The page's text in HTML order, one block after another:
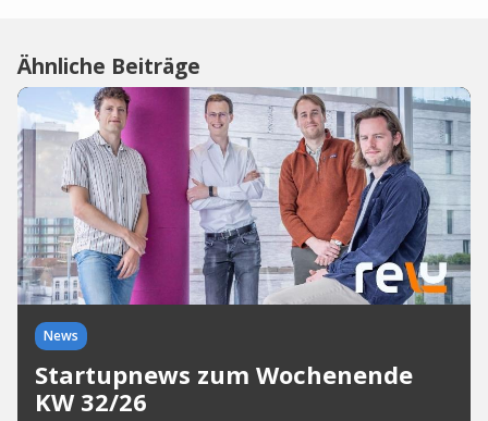
Ähnliche Beiträge
News
Startupnews zum Wochenende
KW 32/26